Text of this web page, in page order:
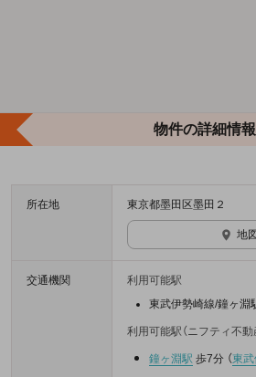
物件の詳細情報
所在地 東京都墨田区墨田２
地
交通機関
利用可能駅
東武伊勢崎線/鐘ヶ淵
利用可能駅（ニフティ不動
鐘ヶ淵駅 歩7分 （東